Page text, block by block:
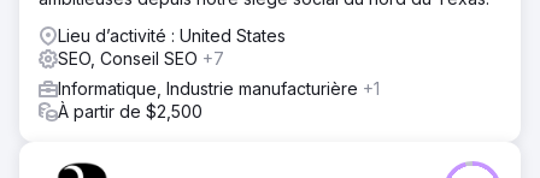
des classements dominants dans les cartes et la
recherche organique.
Résultat
L'augmentation de la visibilité grâce aux cartes et
l'amélioration du classement organique ont entraîné une
Lieu d’activité : United States
SEO, Conseil SEO +7
Informatique, Industrie manufacturière +1
À partir de $2,500